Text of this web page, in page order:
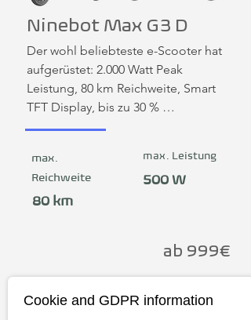
Ninebot Max G3 D
Der wohl beliebteste e-Scooter hat
aufgerüstet: 2.000 Watt Peak
Leistung, 80 km Reichweite, Smart
TFT Display, bis zu 30 %
Steigungswinkel, hydraulische
doppelte Scheibenbremsen,
Schnelllademöglichkeit direkt am
Fahrzeug: in 2,5 Stunden mit Dual
der MAX G3 seine robuste und
zuverlässige Qualität.
max.
Reichweite
80 km
max. Leistung
500 W
ab 999€
Ansehen
Cookie and GDPR information